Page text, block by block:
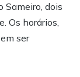
Sameiro, dois
Os horários,
ser